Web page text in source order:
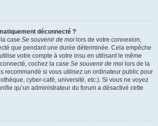
déconnecté ?
case Se souvenir de moi lors de votre connexion,
que pendant une durée déterminée. Cela empêche
votre compte à votre insu en utilisant le même
cochez la case Se souvenir de moi lors de la
recommandé si vous utilisez un ordinateur public pour
cyber-café, université, etc.). Si vous ne voyez
qu’un administrateur du forum a désactivé cette